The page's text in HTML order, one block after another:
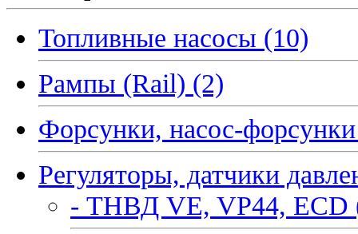
Топливные насосы (10)
Рампы (Rail) (2)
Форсунки, насос-
Регуляторы, датчики
- ТНВД VE, VP44, ECD